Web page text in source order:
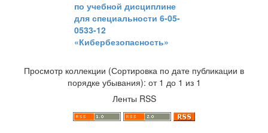
по учебной дисциплине
для специальности 6-05-
0533-12
«Кибербезопасность»
Просмотр коллекции (Сортировка по дате публикации в
порядке убывания): от 1 до 1 из 1
Ленты RSS